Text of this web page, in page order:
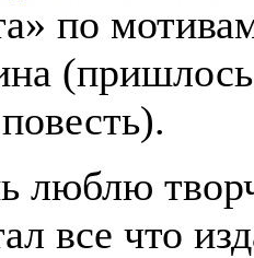
по
люблю
все что